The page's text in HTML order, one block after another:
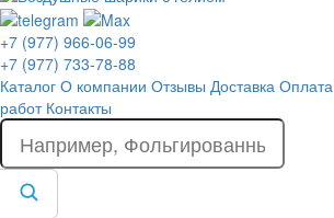
+7 (977) 966-06-99
+7 (977) 733-78-88
Каталог О компании Отзывы Доставка Оплата
работ Контакты